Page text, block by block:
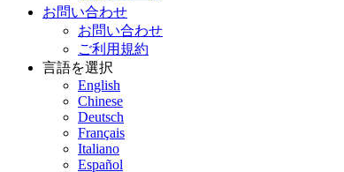
お問い合わせ
お問い合わせ
ご利用規約
言語を選択
English
Chinese
Deutsch
Français
Italiano
Español